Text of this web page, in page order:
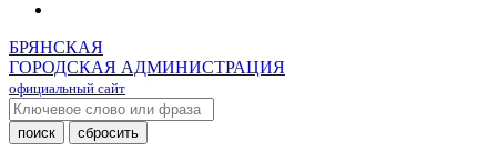
БРЯНСКАЯ
ГОРОДСКАЯ АДМИНИСТРАЦИЯ
официальный сайт